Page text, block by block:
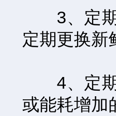
3、定期
定期更换新
4、定期
或能耗增加